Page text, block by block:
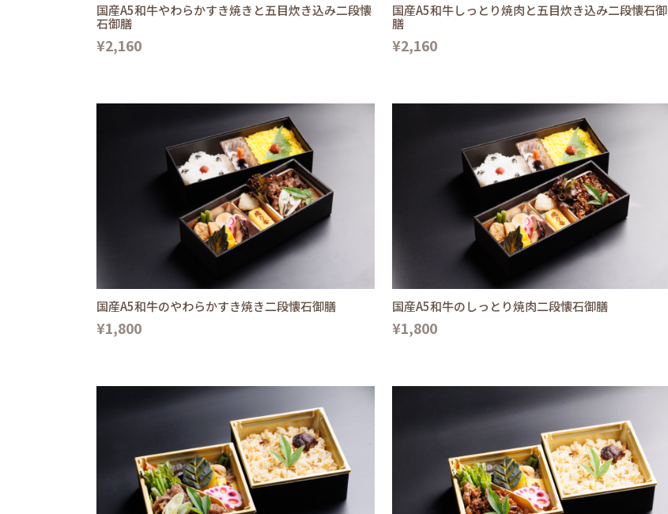
国産A5和牛やわらかすき焼きと五目炊き込み二段懐
石御膳
¥2,160
国産A5和牛しっとり焼肉と五目炊き込み二段懐石御
膳
¥2,160
国産A5和牛のやわらかすき焼き二段懐石御膳
¥1,800
国産A5和牛のしっとり焼肉二段懐石御膳
¥1,800